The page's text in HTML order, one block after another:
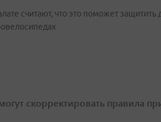
считают, что это поможет защитить
скорректировать правила